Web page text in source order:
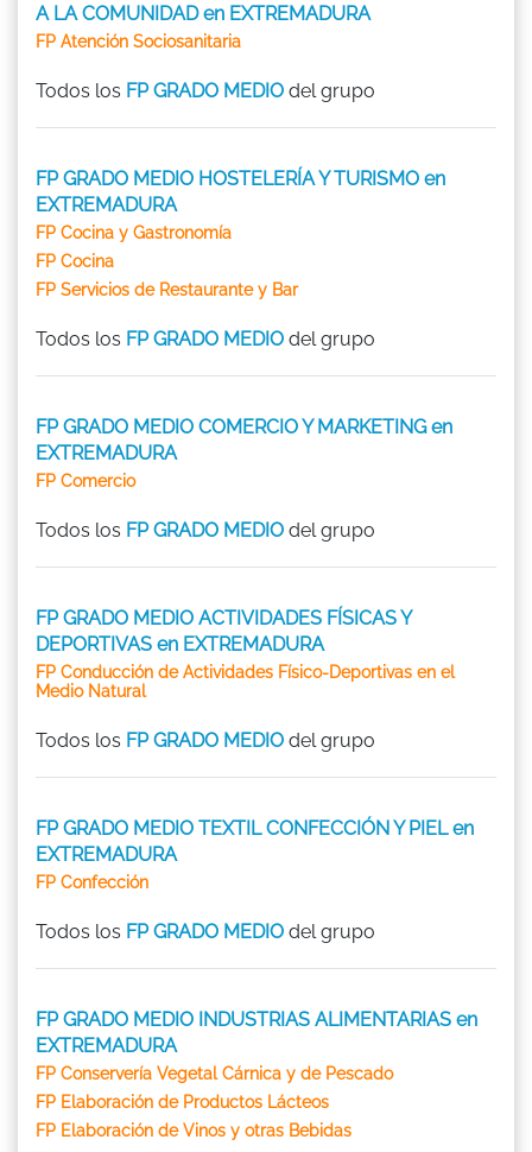
A LA COMUNIDAD en EXTREMADURA
FP Atención Sociosanitaria
Todos los FP GRADO MEDIO del grupo
FP GRADO MEDIO HOSTELERÍA Y TURISMO en
EXTREMADURA
FP Cocina y Gastronomía
FP Cocina
FP Servicios de Restaurante y Bar
Todos los FP GRADO MEDIO del grupo
FP GRADO MEDIO COMERCIO Y MARKETING en
EXTREMADURA
FP Comercio
Todos los FP GRADO MEDIO del grupo
FP GRADO MEDIO ACTIVIDADES FÍSICAS Y
DEPORTIVAS en EXTREMADURA
FP Conducción de Actividades Físico-Deportivas en el
Medio Natural
Todos los FP GRADO MEDIO del grupo
FP GRADO MEDIO TEXTIL CONFECCIÓN Y PIEL en
EXTREMADURA
FP Confección
Todos los FP GRADO MEDIO del grupo
FP GRADO MEDIO INDUSTRIAS ALIMENTARIAS en
EXTREMADURA
FP Conservería Vegetal Cárnica y de Pescado
FP Elaboración de Productos Lácteos
FP Elaboración de Vinos y otras Bebidas